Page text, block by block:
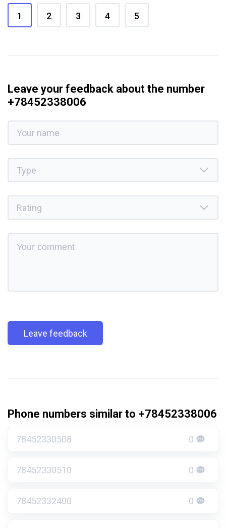
1 2 3 4 5
Leave your feedback about the number
+78452338006
Leave feedback
Phone numbers similar to +78452338006
78452330508 0
78452330510 0
78452332400 0